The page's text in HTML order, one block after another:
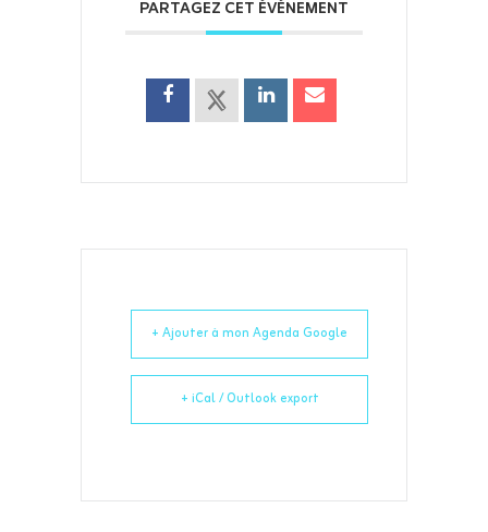
PARTAGEZ CET ÉVÉNEMENT
+ Ajouter à mon Agenda Google
+ iCal / Outlook export